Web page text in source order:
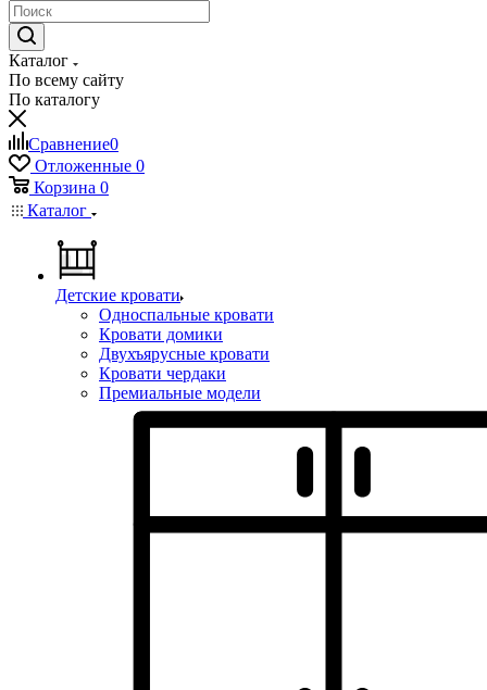
Каталог
По всему сайту
По каталогу
Сравнение0
Отложенные 0
Корзина 0
Каталог
Детские кровати
Односпальные кровати
Кровати домики
Двухъярусные кровати
Кровати чердаки
Премиальные модели